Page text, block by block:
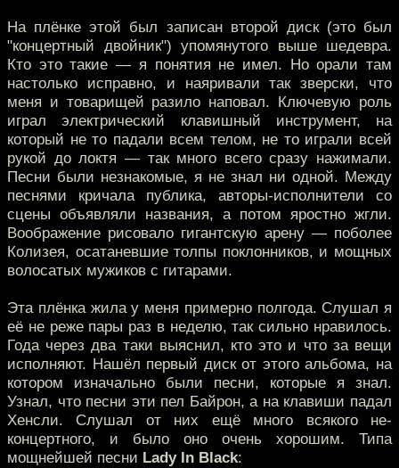
На плёнке этой был записан второй диск (это был
"концертный двойник") упомянутого выше шедевра.
Кто это такие — я понятия не имел. Но орали там
настолько исправно, и наяривали так зверски, что
меня и товарищей разило наповал. Ключевую роль
играл электрический клавишный инструмент, на
который не то падали всем телом, не то играли всей
рукой до локтя — так много всего сразу нажимали.
Песни были незнакомые, я не знал ни одной. Между
песнями кричала публика, авторы-исполнители со
сцены объявляли названия, а потом яростно жгли.
Воображение рисовало гигантскую арену — поболее
Колизея, осатаневшие толпы поклонников, и мощных
волосатых мужиков с гитарами.
Эта плёнка жила у меня примерно полгода. Слушал я
её не реже пары раз в неделю, так сильно нравилось.
Года через два таки выяснил, кто это и что за вещи
исполняют. Нашёл первый диск от этого альбома, на
котором изначально были песни, которые я знал.
Узнал, что песни эти пел Байрон, а на клавиши падал
Хенсли. Слушал от них ещё много всякого не-
концертного, и было оно очень хорошим. Типа
мощнейшей песни Lady In Black: